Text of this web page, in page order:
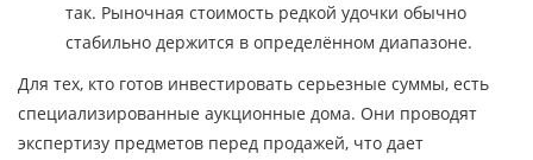
так. Рыночная стоимость редкой удочки обычно
стабильно держится в определённом диапазоне.
Для тех, кто готов инвестировать серьезные суммы, есть
специализированные аукционные дома. Они проводят
экспертизу предметов перед продажей, что дает